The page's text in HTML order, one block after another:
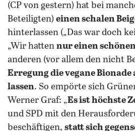
(CP von gestern) hat bei
Beteiligten) einen schalen
hinterlassen („Das war doch
„Wir hatten nur einen
anderen (vor allem den nicht
Erregung die vegane
lassen. So empörte sich
Werner Graf: „Es ist höchste
und SPD mit den
beschäftigen, statt sich